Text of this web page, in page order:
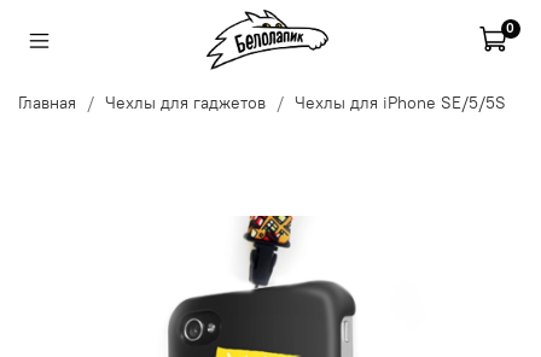
0
Главная Чехлы для гаджетов Чехлы для iPhone SE/5/5S